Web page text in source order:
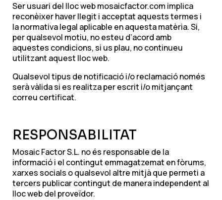
Ser usuari del lloc web mosaicfactor.com implica
reconèixer haver llegit i acceptat aquests termes i
la normativa legal aplicable en aquesta matèria. Si,
per qualsevol motiu, no esteu d’acord amb
aquestes condicions, si us plau, no continueu
utilitzant aquest lloc web.
Qualsevol tipus de notificació i/o reclamació només
serà vàlida si es realitza per escrit i/o mitjançant
correu certificat.
RESPONSABILITAT
Mosaic Factor S.L. no és responsable de la
informació i el contingut emmagatzemat en fòrums,
xarxes socials o qualsevol altre mitjà que permeti a
tercers publicar contingut de manera independent al
lloc web del proveïdor.